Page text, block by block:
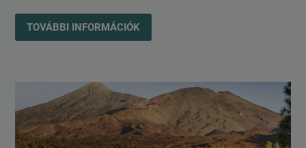
TOVÁBBI INFORMÁCIÓK